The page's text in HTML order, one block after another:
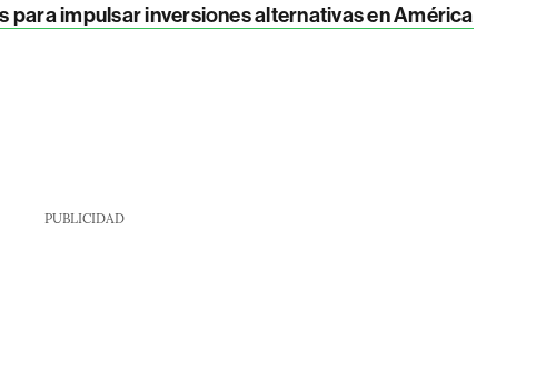
para impulsar inversiones alternativas en América
PUBLICIDAD